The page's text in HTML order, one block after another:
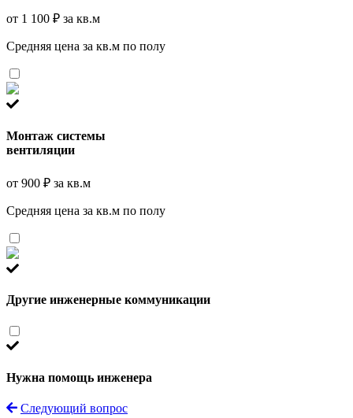
от 1 100 ₽ за кв.м
Средняя цена за кв.м по полу
Монтаж системы
вентиляции
от 900 ₽ за кв.м
Средняя цена за кв.м по полу
Другие инженерные коммуникации
Нужна помощь инженера
Следующий вопрос